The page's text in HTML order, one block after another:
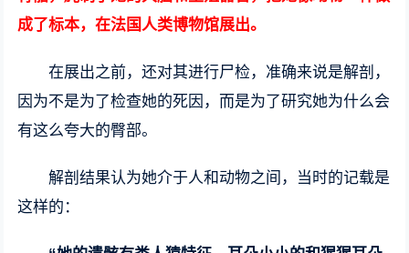
成了标本，在法国人类博物馆展出。
在展出之前，还对其进行尸检，准确来说是解剖，
因为不是为了检查她的死因，而是为了研究她为什么会
有这么夸大的臀部。
解剖结果认为她介于人和动物之间，当时的记载是
这样的：